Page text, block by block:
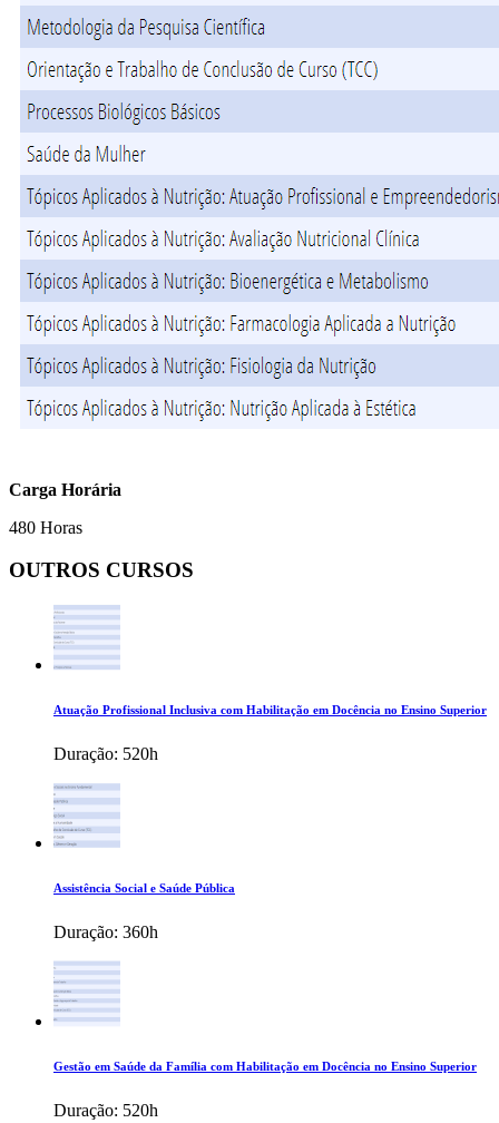
Carga Horária
480 Horas
OUTROS CURSOS
Atuação Profissional Inclusiva com Habilitação em Docência no Ensino Superior
Duração: 520h
Assistência Social e Saúde Pública
Duração: 360h
Gestão em Saúde da Família com Habilitação em Docência no Ensino Superior
Duração: 520h